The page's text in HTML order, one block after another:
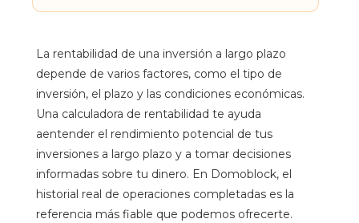
La rentabilidad de una inversión a largo plazo
depende de varios factores, como el tipo de
inversión, el plazo y las condiciones económicas.
Una calculadora de rentabilidad te ayuda
aentender el rendimiento potencial de tus
inversiones a largo plazo y a tomar decisiones
informadas sobre tu dinero. En Domoblock, el
historial real de operaciones completadas es la
referencia más fiable que podemos ofrecerte.